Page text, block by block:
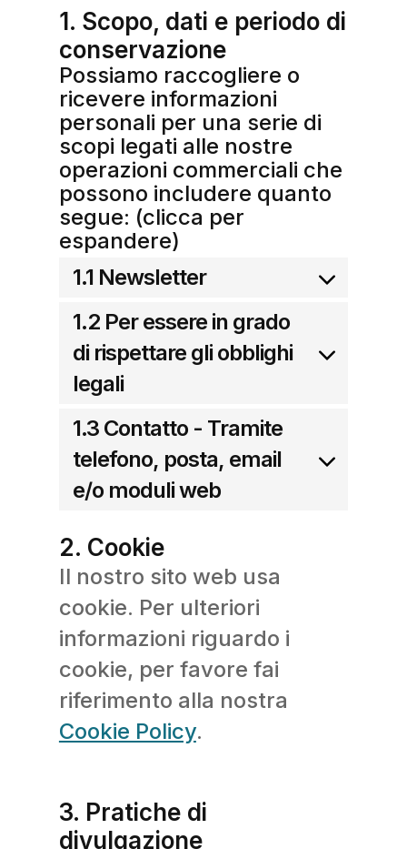
1. Scopo, dati e periodo di
conservazione
Possiamo raccogliere o
ricevere informazioni
personali per una serie di
scopi legati alle nostre
operazioni commerciali che
possono includere quanto
segue: (clicca per
espandere)
1.1 Newsletter
1.2 Per essere in grado
di rispettare gli obblighi
legali
1.3 Contatto - Tramite
telefono, posta, email
e/o moduli web
2. Cookie
Il nostro sito web usa
cookie. Per ulteriori
informazioni riguardo i
cookie, per favore fai
riferimento alla nostra
Cookie Policy.
3. Pratiche di
divulgazione